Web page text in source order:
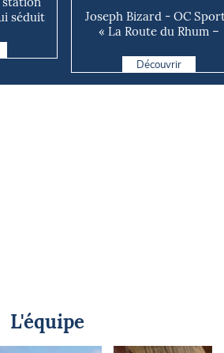
séduit
Joseph Bizard - OC
« La Route du Rhum –
Découvrir
L'équipe